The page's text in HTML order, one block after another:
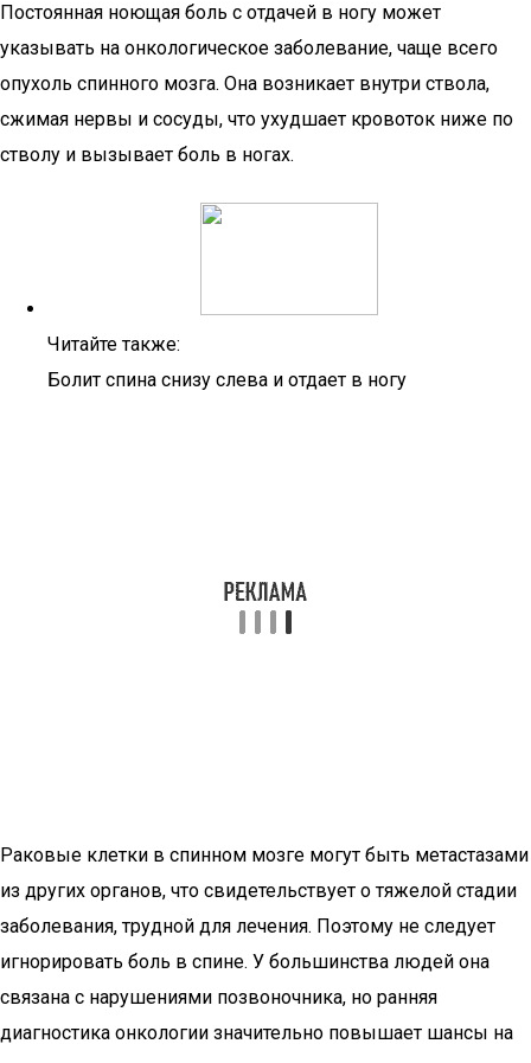
Постоянная ноющая боль с отдачей в ногу может
указывать на онкологическое заболевание, чаще всего
опухоль спинного мозга. Она возникает внутри ствола,
сжимая нервы и сосуды, что ухудшает кровоток ниже по
стволу и вызывает боль в ногах.
Читайте также:
Болит спина снизу слева и отдает в ногу
Раковые клетки в спинном мозге могут быть метастазами
из других органов, что свидетельствует о тяжелой стадии
заболевания, трудной для лечения. Поэтому не следует
игнорировать боль в спине. У большинства людей она
связана с нарушениями позвоночника, но ранняя
диагностика онкологии значительно повышает шансы на